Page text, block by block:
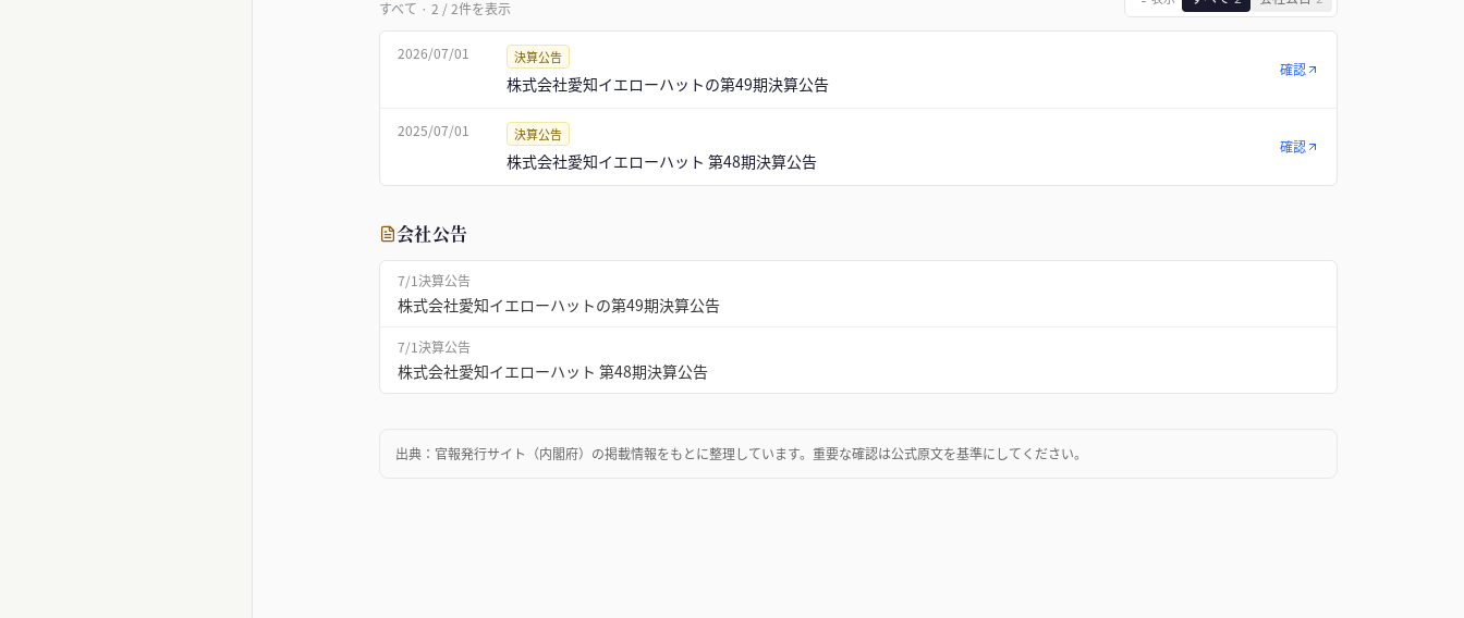
すべて · 2 /2件を表示
2026/07/01 決算公告
株式会社愛知イエローハットの第49期決算公告
確認
2025/07/01 決算公告
株式会社愛知イエローハット 第48期決算公告
確認
会社公告
7/1決算公告
株式会社愛知イエローハットの第49期決算公告
7/1決算公告
株式会社愛知イエローハット 第48期決算公告
出典： 官報発行サイト（内閣府） の掲載情報をもとに整理しています。重要な確認は公式原文を基準にしてください。